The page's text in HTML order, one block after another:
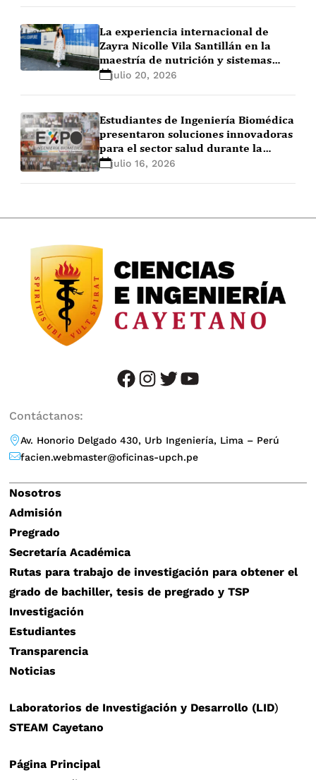
La experiencia internacional de
Zayra Nicolle Vila Santillán en la
maestría de nutrición y sistemas
alimentarios en Ghent University
julio 20, 2026
Estudiantes de Ingeniería Biomédica
presentaron soluciones innovadoras
para el sector salud durante la
EXPO+ Ingeniería Biomédica 2026-1
julio 16, 2026
facebook instagram twitter YouTube
Contáctanos:
Av. Honorio Delgado 430, Urb Ingeniería, Lima – Perú
facien.webmaster@oficinas-upch.pe
Nosotros
Admisión
Pregrado
Secretaría Académica
Rutas para trabajo de investigación para obtener el
grado de bachiller, tesis de pregrado y TSP
Investigación
Estudiantes
Transparencia
Noticias
Laboratorios de Investigación y Desarrollo (LID)
STEAM Cayetano
Página Principal